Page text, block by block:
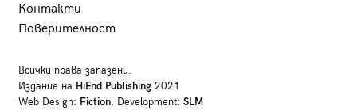
Контакти
Поверителност
Всички права запазени.
Издание на HiEnd Publishing2021
Web Design: Fiction, Development: SLM